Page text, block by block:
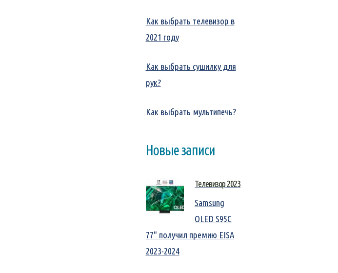
Как выбрать телевизор в
2021 году
Как выбрать сушилку для
рук?
Как выбрать мультипечь?
Новые записи
Телевизор 2023
Samsung
OLED S95C
77" получил премию EISA
2023-2024